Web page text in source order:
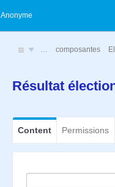
Anonyme
… composantes
Résultat
Content Permissions